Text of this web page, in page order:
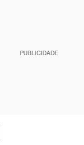
PUBLICIDADE